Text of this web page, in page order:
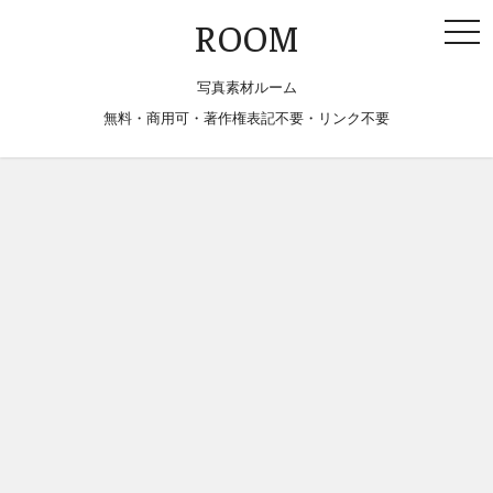
ROOM
写真素材ルーム
無料・商用可・著作権表記不要・リンク不要